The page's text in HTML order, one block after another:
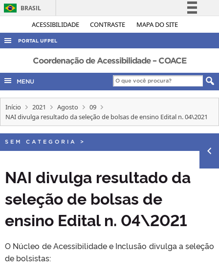
ACESSIBILIDADE CONTRASTE MAPA DO SITE
BRASIL
Simplifique!
Legislação
Canais
PORTAL UFPEL
ACESSO À INFORMAÇÃO
AUDITORIA
COBALTO
CONCURSOS
INTERNACIONAL
PORTARIAS
Coordenação de Acessibilidade – COACE
MENU
Início 2021 Agosto
09
NAI divulga resultado da seleção de bolsas de ensino Edital n. 04\2021
SEM CATEGORIA >
NAI divulga resultado da
seleção de bolsas de
ensino Edital n. 04\2021
O Núcleo de Acessibilidade e Inclusão divulga a seleção
de bolsistas: